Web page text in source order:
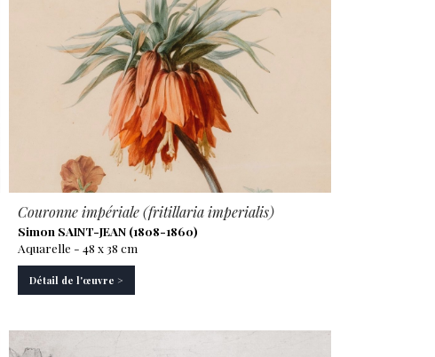
Couronne impériale (fritillaria imperialis)
Simon SAINT-JEAN (1808-1860)
Aquarelle - 48 x 38 cm
Détail de l'œuvre >